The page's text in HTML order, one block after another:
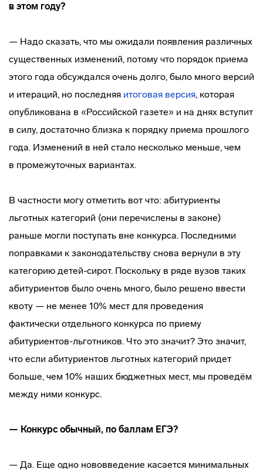
в этом году?
— Надо сказать, что мы ожидали появления различных
существенных изменений, потому что порядок приема
этого года обсуждался очень долго, было много версий
и итераций, но последняя итоговая версия, которая
опубликована в «Российской газете» и на днях вступит
в силу, достаточно близка к порядку приема прошлого
года. Изменений в ней стало несколько меньше, чем
в промежуточных вариантах.
В частности могу отметить вот что: абитуриенты
льготных категорий (они перечислены в законе)
раньше могли поступать вне конкурса. Последними
поправками к законодательству снова вернули в эту
категорию детей-сирот. Поскольку в ряде вузов таких
абитуриентов было очень много, было решено ввести
квоту — не менее 10% мест для проведения
фактически отдельного конкурса по приему
абитуриентов-льготников. Что это значит? Это значит,
что если абитуриентов льготных категорий придет
больше, чем 10% наших бюджетных мест, мы проведём
между ними конкурс.
— Конкурс обычный, по баллам ЕГЭ?
— Да. Еще одно нововведение касается минимальных